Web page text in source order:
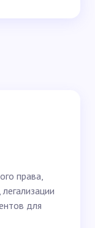
права,
для